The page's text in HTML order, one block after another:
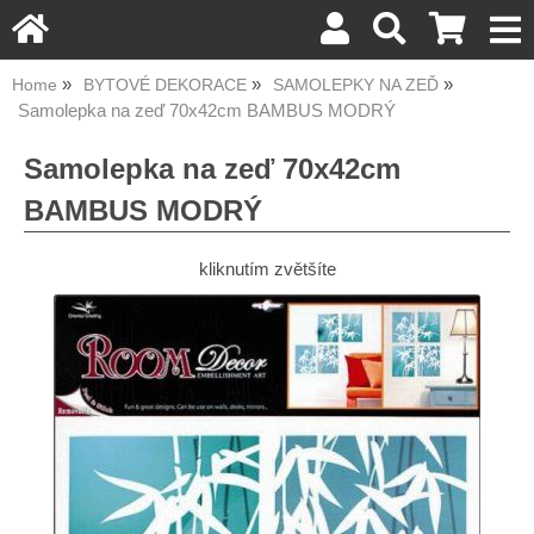
Home BYTOVÉ DEKORACE SAMOLEPKY NA ZEĎ
Samolepka na zeď 70x42cm BAMBUS MODRÝ
Samolepka na zeď 70x42cm
BAMBUS MODRÝ
kliknutím zvětšíte